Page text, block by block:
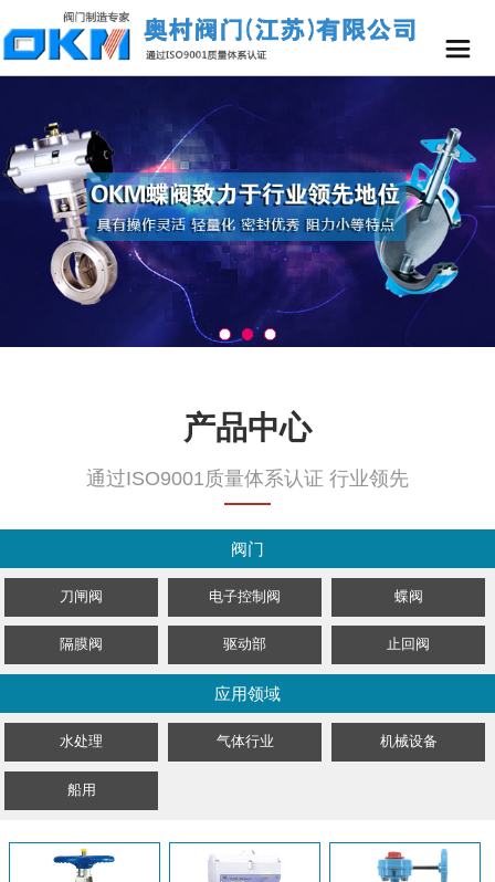
产品中心
通过ISO9001质量体系认证 行业领先
阀门
刀闸阀 电子控制阀 蝶阀
隔膜阀 驱动部 止回阀
应用领域
水处理 气体行业 机械设备
船用